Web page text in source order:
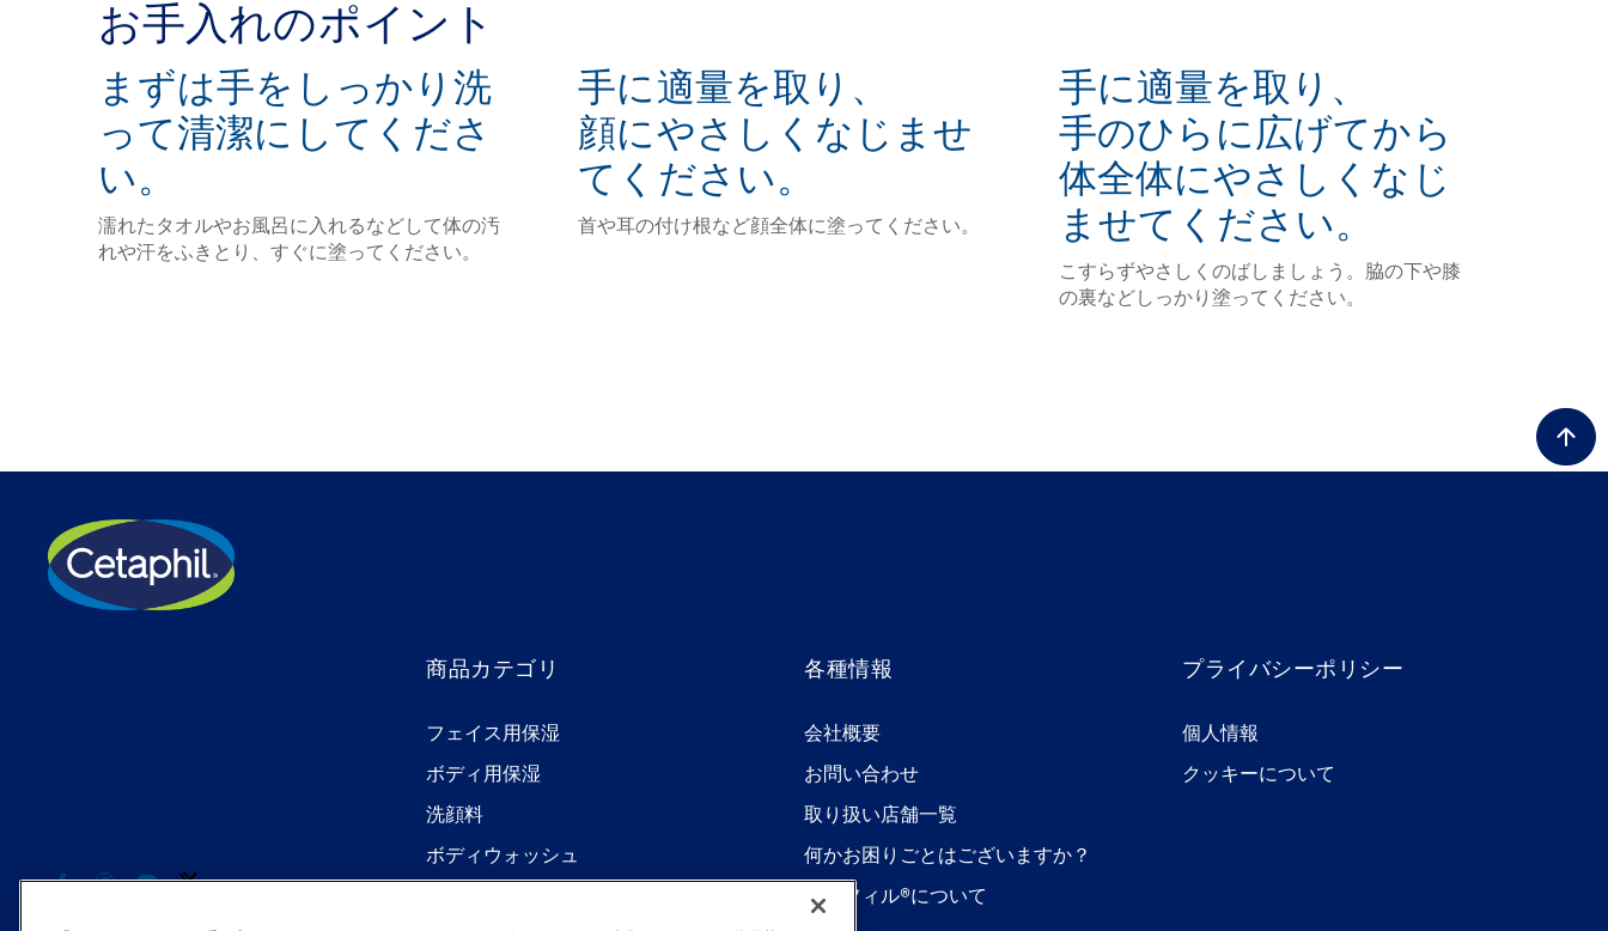
お手入れのポイント
まずは手をしっかり洗
って清潔にしてくださ
い。
濡れたタオルやお風呂に入れるなどして体の汚
れや汗をふきとり、すぐに塗ってください。
手に適量を取り、
顔にやさしくなじませ
てください。
首や耳の付け根など顔全体に塗ってください。
手に適量を取り、
手のひらに広げてから
体全体にやさしくなじ
ませてください。
こすらずやさしくのばしましょう。脇の下や膝
の裏などしっかり塗ってください。
商品カテゴリ
フェイス用保湿
ボディ用保湿
洗顔料
ボディウォッシュ
各種情報
会社概要
お問い合わせ
取り扱い店舗一覧
何かお困りごとはございますか？
セタフィル®について
プライバシーポリシー
個人情報
クッキーについて